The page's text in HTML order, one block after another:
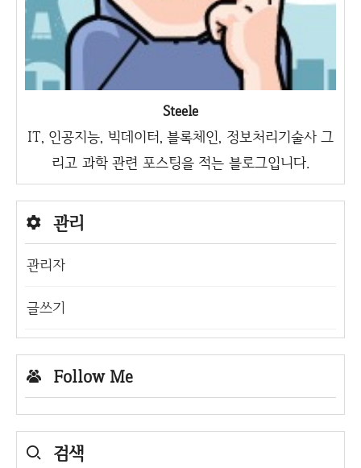
Steele
IT, 인공지능, 빅데이터, 블록체인, 정보처리기술사 그
리고 과학 관련 포스팅을 적는 블로그입니다.
관리
관리자
글쓰기
Follow Me
검색